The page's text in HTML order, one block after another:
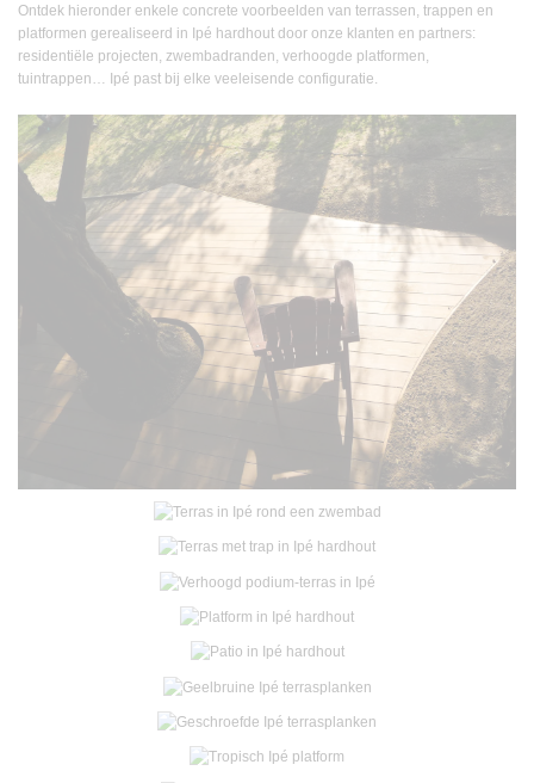
Ontdek hieronder enkele concrete voorbeelden van terrassen, trappen en
platformen gerealiseerd in Ipé hardhout door onze klanten en partners:
residentiële projecten, zwembadranden, verhoogde platformen,
tuintrappen… Ipé past bij elke veeleisende configuratie.